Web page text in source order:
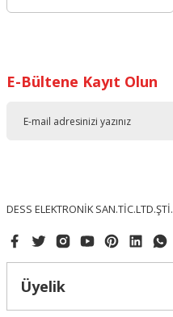
E-Bültene Kayıt Olun
DESS ELEKTRONİK SAN.TİC.LTD.ŞTİ.
Üyelik